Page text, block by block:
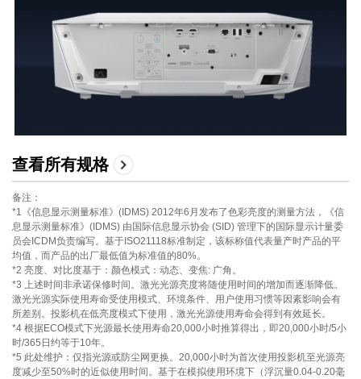
查看所有规格
备注：
*1《信息显示测量标准》(IDMS) 2012年6月发布了色彩亮度的测量方法，《信
息显示测量标准》(IDMS) 由国际信息显示协会 (SID) 管理下的国际显示计量委
员会ICDM负责编写。基于ISO21118标准制定，该标称值代表量产时产品的平
均值，而产品的出厂最低值为标准值的80%。
*2 亮度、对比度基于：颜色模式：动态、变焦: 广角。
*3 上述时间非承诺保修时间。激光光源亮度将随使用时间的增加而逐渐降低。
激光光源实际使用寿命受使用模式、环境条件、用户使用习惯等因素影响会有
所差别。投影机在低亮度模式下使用，激光光源使用寿命会得到有效延长。
*4 根据ECO模式下光源最长使用寿命20,000小时推算得出，即20,000小时/5小
时/365日约等于10年。
*5 此处维护：仅指光源或防尘网更换。20,000小时为首次使用投影机至光源亮
度减少至50%时的近似使用时间。基于在模拟使用环境下（浮沉量0.04-0.20毫